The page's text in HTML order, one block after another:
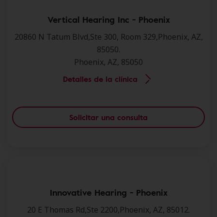
Vertical Hearing Inc - Phoenix
20860 N Tatum Blvd,Ste 300, Room 329,Phoenix, AZ,
85050.
Phoenix, AZ, 85050
Detalles de la clínica
Solicitar una consulta
Innovative Hearing - Phoenix
20 E Thomas Rd,Ste 2200,Phoenix, AZ, 85012.